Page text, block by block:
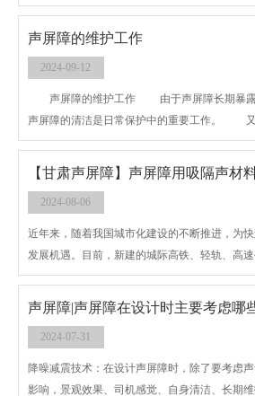
过程中随时随地进行查看，对存在
声屏障的维护工作
2024-09-12
声屏障的维护工作 由于声屏障长期暴露
声屏障的清洁是日常保护中的重要工作。 又
大，假如
【甘肃声屏障】声屏障用吸隔声材
2024-08-06
近年来，随着我国城市化建设的不断推进，为
发展机遇。目前，新建的城际高铁、轻轨、高
已经比比皆是，给人们出行和货物运输行业带
需讳言，日趋严峻的交通噪声给人们的身心健
外已经使用多年，在我国国内也开始普遍推广
是吸隔声材料的性能。
声屏障|声屏障在设计时主要考虑哪
2024-07-31
降噪减震技术：在设计声屏障时，除了要考虑
影响，景观效果、司机感觉、自身清洁、长期